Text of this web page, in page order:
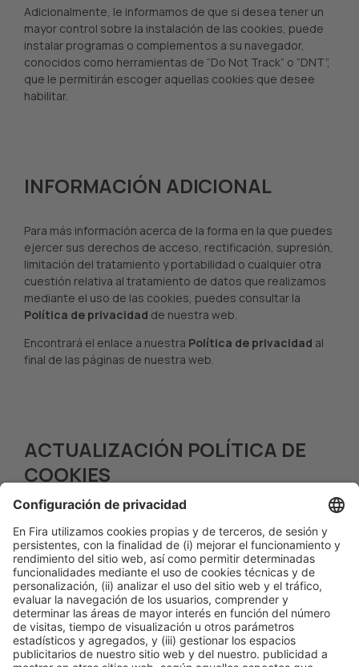
Adicionalmente, le informamos de que si desea tener un
mayor control sobre la instalación de las cookies, puede
instalar programas o complementos a su navegador,
conocidos como herramientas de “Do Not Track” o “DNT”,
que le permitirán escoger aquellas cookies que desee
habilitar.
INFORMACIÓN ADICIONAL
Para más información acerca de la forma en la que puedes
ejercer sus derechos de acceso, rectificación, supresión,
limitación del tratamiento y portabilidad o cualquier otra
cuestión relativa al tratamiento de datos que realizamos
mediante el uso de las cookies, puedes consultar la
Política de privacidad de nuestra web.
Encontrará el enlace a nuestra Política de privacidad al
final de las páginas de nuestra web.
ACTUALIZACIÓN POLÍTICA DE
COOKIES
actualizada en cualquier momento. Por ello, te
recomendamos que la revises cada vez que accedas a
esta Web.
Actualizada por última vez:22 de marzo de 2024